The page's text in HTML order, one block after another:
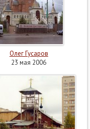
Олег Гусаров
23 мая 2006